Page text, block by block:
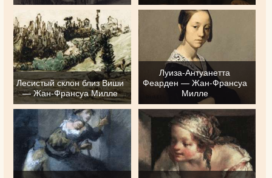
Лесистый склон близ Виши
— Жан-Франсуа Милле
Луиза-Антуанетта
Феарден — Жан-Франсуа
Милле